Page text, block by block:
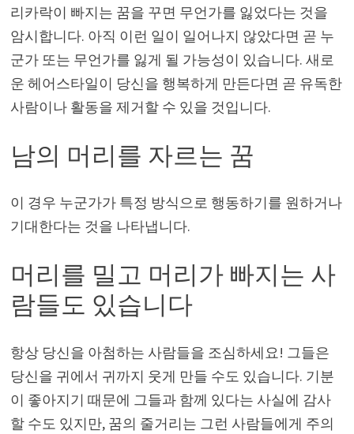
리카락이 빠지는 꿈을 꾸면 무언가를 잃었다는 것을
암시합니다. 아직 이런 일이 일어나지 않았다면 곧 누
군가 또는 무언가를 잃게 될 가능성이 있습니다. 새로
운 헤어스타일이 당신을 행복하게 만든다면 곧 유독한
사람이나 활동을 제거할 수 있을 것입니다.
남의 머리를 자르는 꿈
이 경우 누군가가 특정 방식으로 행동하기를 원하거나
기대한다는 것을 나타냅니다.
머리를 밀고 머리가 빠지는 사
람들도 있습니다
항상 당신을 아첨하는 사람들을 조심하세요! 그들은
당신을 귀에서 귀까지 웃게 만들 수도 있습니다. 기분
이 좋아지기 때문에 그들과 함께 있다는 사실에 감사
할 수도 있지만, 꿈의 줄거리는 그런 사람들에게 주의